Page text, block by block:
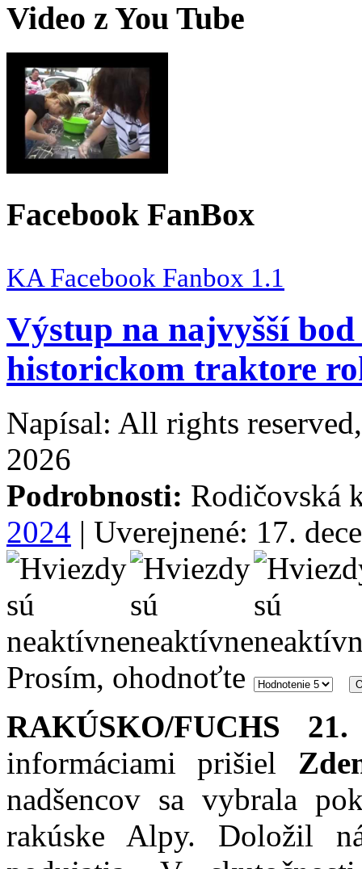
Video z You Tube
Facebook FanBox
KA Facebook Fanbox 1.1
Výstup na najvyšší
historickom traktore
Napísal: All rights
2026
Podrobnosti: Rodičovská
2024 | Uverejnené: 17.
Prosím, ohodnoťte
RAKÚSKO/FUCHS
informáciami prišiel
nadšencov sa vybrala
rakúske Alpy. Doložil